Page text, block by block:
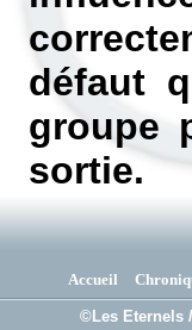
défaut
groupe
sortie.
Accueil
©Les Eternels